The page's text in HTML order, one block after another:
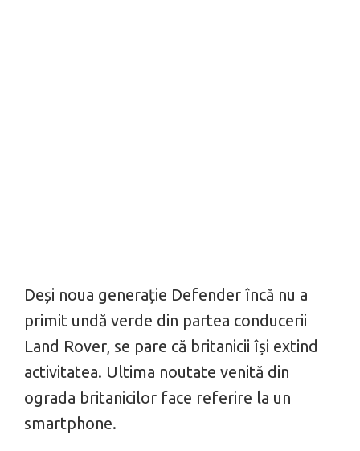
Deși noua generație Defender încă nu a
primit undă verde din partea conducerii
Land Rover, se pare că britanicii își extind
activitatea. Ultima noutate venită din
ograda britanicilor face referire la un
smartphone.